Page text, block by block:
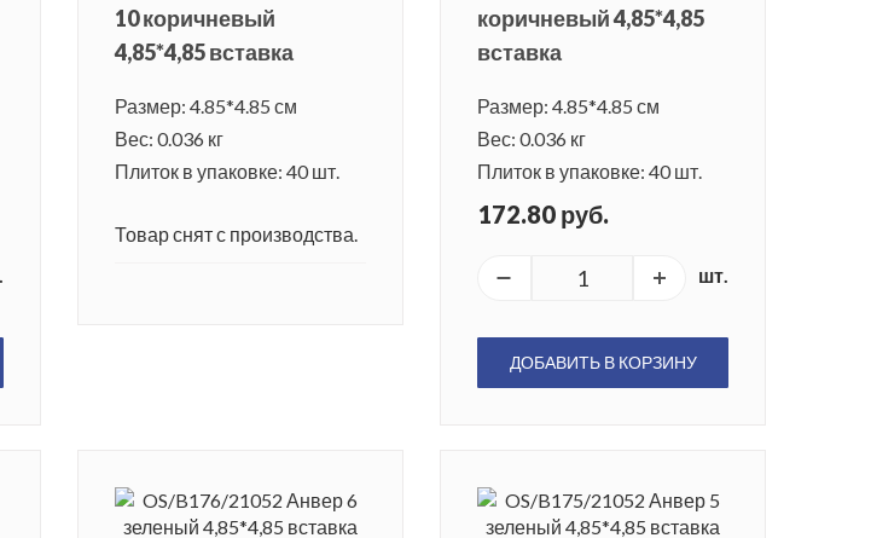
10 коричневый
4,85*4,85 вставка
Размер: 4.85*4.85 см
Вес: 0.036 кг
Плиток в упаковке: 40 шт.
Товар снят с производства.
коричневый 4,85*4,85
вставка
Размер: 4.85*4.85 см
Вес: 0.036 кг
Плиток в упаковке: 40 шт.
172.80 руб.
шт.
ДОБАВИТЬ В КОРЗИНУ